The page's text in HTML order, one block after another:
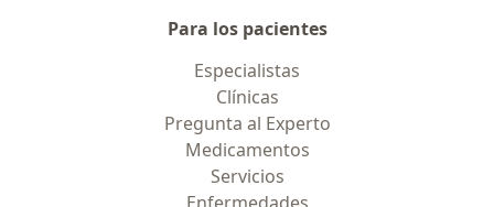
Para los pacientes
Especialistas
Clínicas
Pregunta al Experto
Medicamentos
Servicios